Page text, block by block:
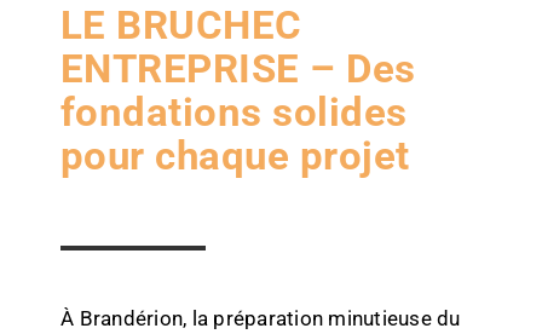
LE BRUCHEC
ENTREPRISE – Des
fondations solides
pour chaque projet
À Brandérion, la préparation minutieuse du